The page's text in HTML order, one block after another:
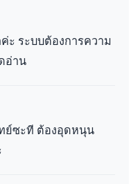
ะ ระบบต้องการความ
อ่าน
ย์ซะที ต้องอุดหนุน